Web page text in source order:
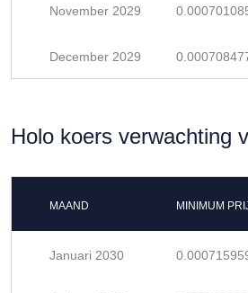
November 2029
December 2029
Holo koers verwachting
MAAND MINIMUM
Januari 2030